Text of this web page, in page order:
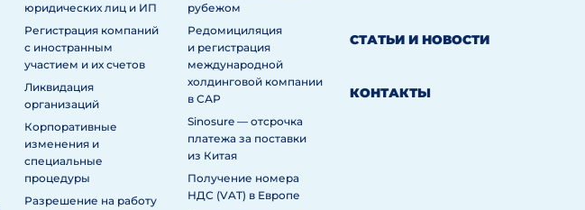
юридических лиц и ИП
Регистрация компаний
с иностранным
участием и их счетов
Ликвидация
организаций
Корпоративные
изменения и
специальные
процедуры
Разрешение на работу
рубежом
Редомициляция
и регистрация
международной
холдинговой компании
в САР
Sinosure — отсрочка
платежа за поставки
из Китая
Получение номера
НДС (VAT) в Европе
СТАТЬИ И НОВОСТИ
КОНТАКТЫ